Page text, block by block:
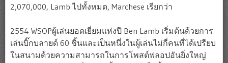
2,070,000, Lamb ไปทั้งหมด, Marchese เรียกว่า
2554 WSOPผู้เล่นยอดเยี่ยมแห่งปี Ben Lamb เริ่มต้นด้วยการ
เล่นบิ๊กบลายด์ 60 ชิ้นและเป็นหนึ่งในผู้เล่นไม่กี่คนที่ได้เปรียบ
ในสนามด้วยความสามารถในการโพสต์ฟลอปอันยิ่งใหญ่